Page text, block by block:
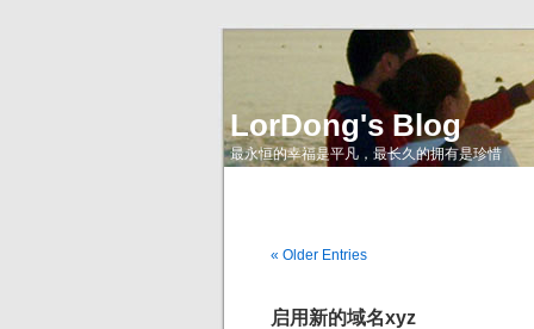
LorDong's Blog
最永恒的幸福是平凡，最长久的拥有是珍惜
« Older Entries
启用新的域名xyz